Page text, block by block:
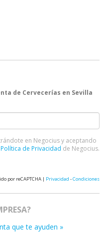
de Cervecerías en Sevilla
en Negocius y aceptando
Política de Privacidad de Negocius.
por reCAPTCHA | Privacidad -Condiciones
que te ayuden »